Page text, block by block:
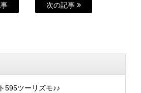
次の記事
595ツーリズモ♪♪